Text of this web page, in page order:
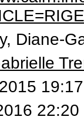
Diane-
19:17
22:20